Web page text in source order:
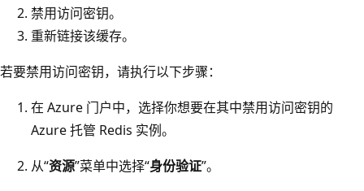
禁用访问密钥。
重新链接该缓存。
若要禁用访问密钥，请执行以下步骤：
在 Azure 门户中，选择你想要在其中禁用访问密钥的
Azure 托管 Redis 实例。
从“资源”菜单中选择“身份验证”。